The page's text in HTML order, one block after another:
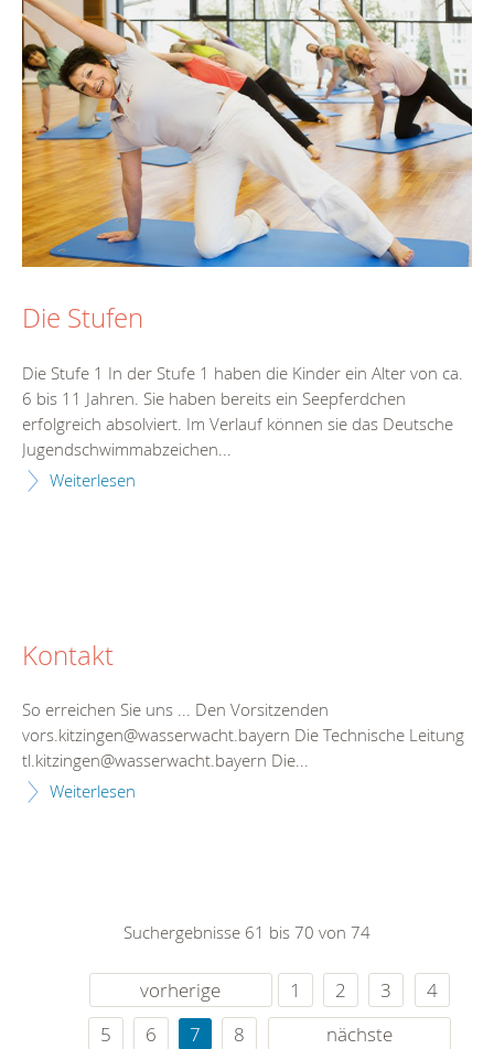
Die Stufen
Die Stufe 1 In der Stufe 1 haben die Kinder ein Alter von ca.
6 bis 11 Jahren. Sie haben bereits ein Seepferdchen
erfolgreich absolviert. Im Verlauf können sie das Deutsche
Jugendschwimmabzeichen...
Weiterlesen
Kontakt
So erreichen Sie uns ... Den Vorsitzenden
vors.kitzingen@wasserwacht.bayern Die Technische Leitung
tl.kitzingen@wasserwacht.bayern Die...
Weiterlesen
Suchergebnisse 61 bis 70 von 74
vorherige 1 2 3
4
5
6 7 8 nächste